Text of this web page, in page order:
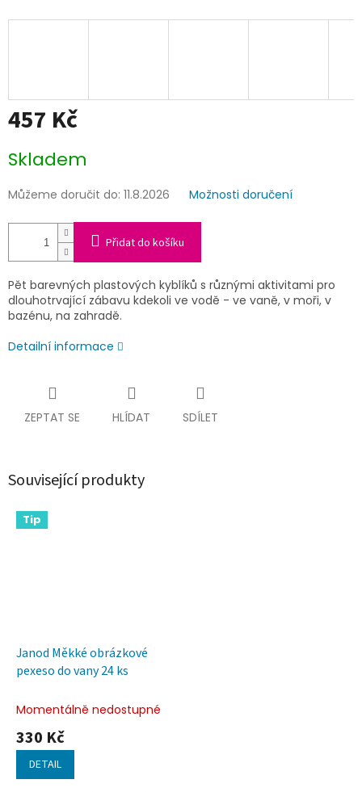
457 Kč
cena:
Skladem
Můžeme doručit do: 11.8.2026 Možnosti doručení
Přidat do košíku
Pět barevných plastových kyblíků s různými aktivitami pro
dlouhotrvající zábavu kdekoli ve vodě - ve vaně, v moři, v
bazénu, na zahradě.
Detailní informace
ZEPTAT SE HLÍDAT SDÍLET
Související produkty
Tip
Janod Měkké obrázkové
pexeso do vany 24 ks
Momentálně nedostupné
330 Kč
DETAIL